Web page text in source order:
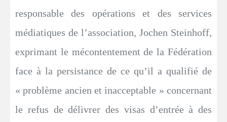
responsable des opérations et des services
médiatiques de l’association, Jochen Steinhoff,
exprimant le mécontentement de la Fédération
face à la persistance de ce qu’il a qualifié de
« problème ancien et inacceptable » concernant
le refus de délivrer des visas d’entrée à des